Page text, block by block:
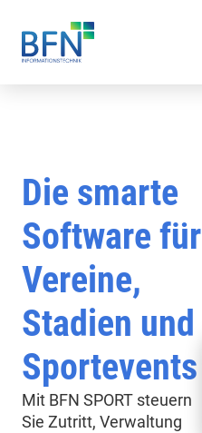
Die smarte
Software für
Vereine,
Stadien und
Sportevents
Mit BFN SPORT steuern
Sie Zutritt, Verwaltung